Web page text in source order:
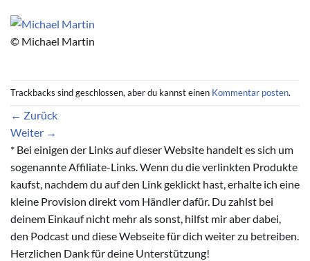
© Michael Martin
Trackbacks sind geschlossen, aber du kannst einen Kommentar posten.
← Zurück
Weiter →
* Bei einigen der Links auf dieser Website handelt es sich um
sogenannte Affiliate-Links. Wenn du die verlinkten Produkte
kaufst, nachdem du auf den Link geklickt hast, erhalte ich eine
kleine Provision direkt vom Händler dafür. Du zahlst bei
deinem Einkauf nicht mehr als sonst, hilfst mir aber dabei,
den Podcast und diese Webseite für dich weiter zu betreiben.
Herzlichen Dank für deine Unterstützung!